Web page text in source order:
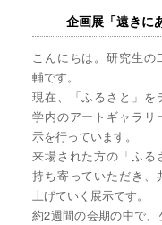
企画展「遠きに
こんにちは。研究生の
輔です。
現在、「ふるさと」を
学内のアートギャラリ
示を行っています。
来場された方の「ふる
持ち寄っていただき、
上げていく展示です。
約2週間の会期の中で、